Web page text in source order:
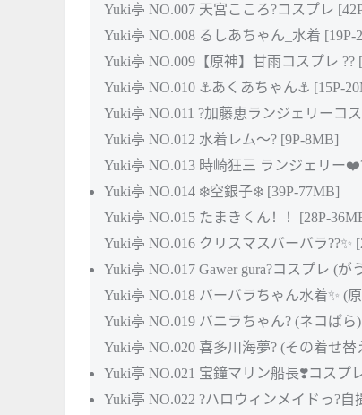
Yuki亭 NO.007 天宮こころ?コスプレ
Yuki亭 NO.008 るしあちゃん_水着 [19P-
Yuki亭 NO.009【原神】甘雨コスプレ ??
Yuki亭 NO.010 ⚓️あくあちゃん⚓️ [15P-
Yuki亭 NO.011 ?加藤恵ランジェリーコ
Yuki亭 NO.012 水着レム～? [9P-8MB]
Yuki亭 NO.013 時崎狂三 ランジェリー
Yuki亭 NO.014 ❄️空銀子❄️ [39P-77MB]
Yuki亭 NO.015 たまきくん！！[28P-
Yuki亭 NO.016 クリスマスバーバラ??✨
Yuki亭 NO.017 Gawer gura?コスプレ (が
Yuki亭 NO.018 バーバラちゃん水着✨ (
Yuki亭 NO.019 バニラちゃん? (ネコぱら
Yuki亭 NO.020 喜多川海夢? (その着せ
Yuki亭 NO.021 宝鐘マリン船長❣️コスプ
Yuki亭 NO.022 ?ハロウィンメイドっ?自